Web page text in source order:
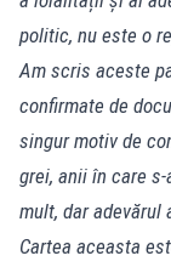
politic, nu este o
Am scris aceste
confirmate de
singur motiv de
grei, anii în care
mult, dar adevărul
Cartea aceasta